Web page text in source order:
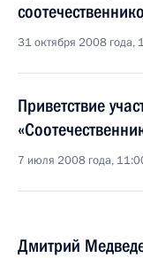
31 октября 2008 года,
Приветствие
7 июля 2008 года,
Дмитрий